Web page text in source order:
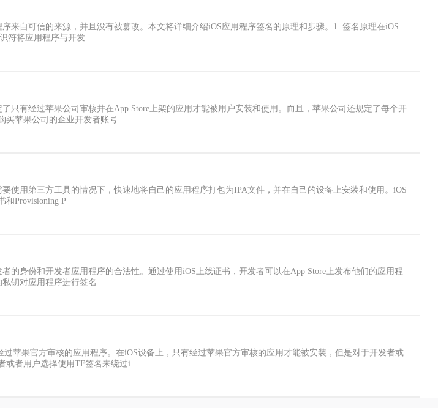
来自可信的来源，并且没有被篡改。本文将详细介绍iOS应用程序签名的原理和步骤。1. 签名原理在iOS
符将应用程序与开发
只有经过苹果公司审核并在App Store上架的应用才能被用户安装和使用。而且，苹果公司还规定了每个开
买苹果公司的企业开发者账号
使用第三方工具的情况下，快速地将自己的应用程序打包为IPA文件，并在自己的设备上安装和使用。iOS
和Provisioning P
的身份和开发者应用程序的合法性。通过使用iOS上线证书，开发者可以在App Store上发布他们的应用程
钥对应用程序进行签名
苹果官方审核的应用程序。在iOS设备上，只有经过苹果官方审核的应用才能被安装，但是对于开发者或
或者用户选择使用TF签名来绕过i